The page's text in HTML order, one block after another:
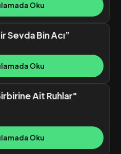
Oku
Sevda Bin Acı”
Oku
Ait Ruhlar"
Oku